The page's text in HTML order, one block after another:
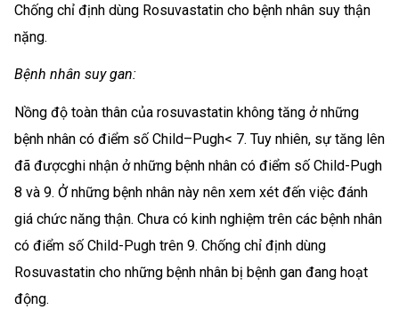
Chống chỉ định dùng Rosuvastatin cho bệnh nhân suy thận
nặng.
Bệnh nhân suy gan:
Nồng độ toàn thân của rosuvastatin không tăng ở những
bệnh nhân có điểm số Child–Pugh< 7. Tuy nhiên, sự tăng lên
đã đượcghi nhận ở những bệnh nhân có điểm số Child-Pugh
8 và 9. Ở những bệnh nhân này nên xem xét đến việc đánh
giá chức năng thận. Chưa có kinh nghiệm trên các bệnh nhân
có điểm số Child-Pugh trên 9. Chống chỉ định dùng
Rosuvastatin cho những bệnh nhân bị bệnh gan đang hoạt
động.